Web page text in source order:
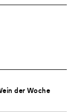
der Woche